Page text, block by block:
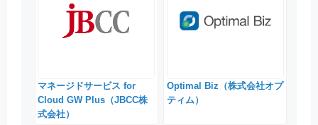
マネージドサービス for
Cloud GW Plus（JBCC株
式会社）
Optimal Biz（株式会社オプ
ティム）